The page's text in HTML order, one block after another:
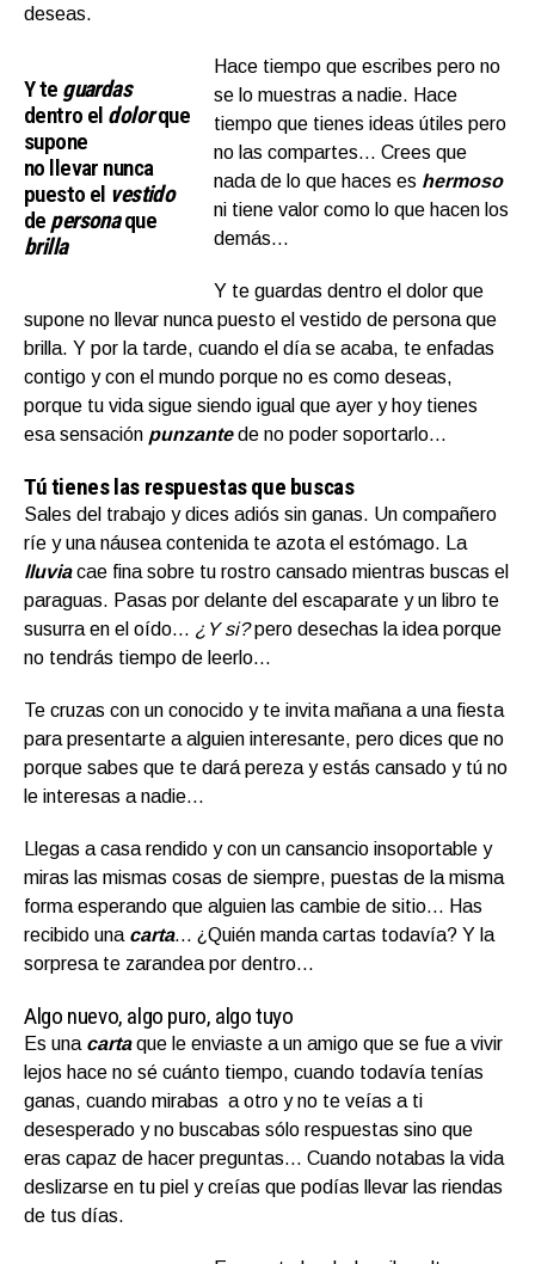
deseas.
Y te guardas
dentro el dolorque
supone
no llevar nunca
puesto el vestido
de personaque
brilla
Hace tiempo que escribes pero no
se lo muestras a nadie. Hace
tiempo que tienes ideas útiles pero
no las compartes… Crees que
nada de lo que haces es hermoso
ni tiene valor como lo que hacen los
demás…
Y te guardas dentro el dolor que
supone no llevar nunca puesto el vestido de persona que
brilla. Y por la tarde, cuando el día se acaba, te enfadas
contigo y con el mundo porque no es como deseas,
porque tu vida sigue siendo igual que ayer y hoy tienes
esa sensación punzantede no poder soportarlo…
Tú tienes las respuestas que buscas
Sales del trabajo y dices adiós sin ganas. Un compañero
ríe y una náusea contenida te azota el estómago. La
lluvia cae fina sobre tu rostro cansado mientras buscas el
paraguas. Pasas por delante del escaparate y un libro te
susurra en el oído… ¿Y si?pero desechas la idea porque
no tendrás tiempo de leerlo…
Te cruzas con un conocido y te invita mañana a una fiesta
para presentarte a alguien interesante, pero dices que no
porque sabes que te dará pereza y estás cansado y tú no
le interesas a nadie…
Llegas a casa rendido y con un cansancio insoportable y
miras las mismas cosas de siempre, puestas de la misma
forma esperando que alguien las cambie de sitio… Has
recibido una carta… ¿Quién manda cartas todavía? Y la
sorpresa te zarandea por dentro…
Algo nuevo, algo puro, algo tuyo
Es una carta que le enviaste a un amigo que se fue a vivir
lejos hace no sé cuánto tiempo, cuando todavía tenías
ganas, cuando mirabas a otro y no te veías a ti
desesperado y no buscabas sólo respuestas sino que
eras capaz de hacer preguntas… Cuando notabas la vida
deslizarse en tu piel y creías que podías llevar las riendas
de tus días.